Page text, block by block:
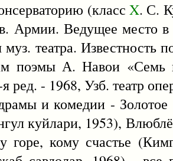
(класс X. С.
Армии. Ведущее место
муз. театра. Известность
поэмы А. Навои «Семь
ред. - 1968, Узб. театр
и комедии -
куйлари, 1953),
горе, кому счастье